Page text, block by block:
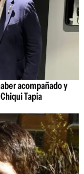
acompañado y
Tapia